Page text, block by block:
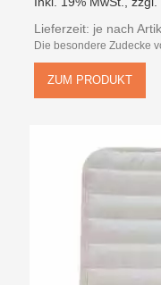
Lieferzeit: je nach
Die besondere Zudecke
ZUM PRODUKT